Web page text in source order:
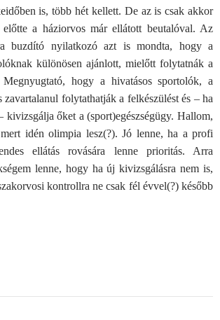
is, több hét kellett. De az is csak akkor
előtte a háziorvos már ellátott beutalóval. Az
buzdító nyilatkozó azt is mondta, hogy a
különösen ajánlott, mielőtt folytatnák a
Megnyugtató, hogy a hivatásos sportolók, a
zavartalanul folytathatják a felkészülést és – ha
kivizsgálja őket a (sport)egészségügy. Hallom,
idén olimpia lesz(?). Jó lenne, ha a profi
ellátás rovására lenne prioritás. Arra
lenne, hogy ha új kivizsgálásra nem is,
kontrollra ne csak fél évvel(?) később